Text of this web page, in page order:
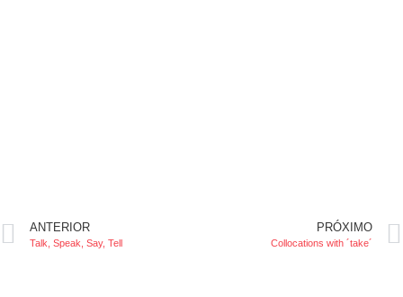
ANTERIOR
Talk, Speak, Say, Tell
PRÓXIMO
Collocations with ´take´